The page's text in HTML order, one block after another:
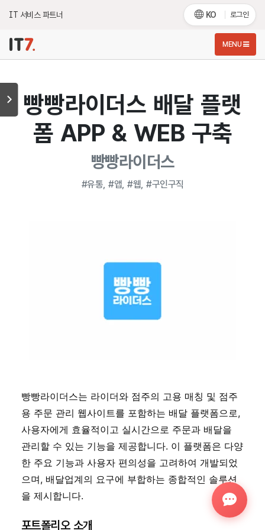
IT 서비스 파트너 KO 로그인
MENU
빵빵라이더스 배달 플랫
폼 APP & WEB 구축
빵빵라이더스
#유통, #앱, #웹, #구인구직
빵빵라이더스는 라이더와 점주의 고용 매칭 및 점주
용 주문 관리 웹사이트를 포함하는 배달 플랫폼으로,
사용자에게 효율적이고 실시간으로 주문과 배달을
관리할 수 있는 기능을 제공합니다. 이 플랫폼은 다양
한 주요 기능과 사용자 편의성을 고려하여 개발되었
으며, 배달업계의 요구에 부합하는 종합적인 솔루션
을 제시합니다.
포트폴리오 소개